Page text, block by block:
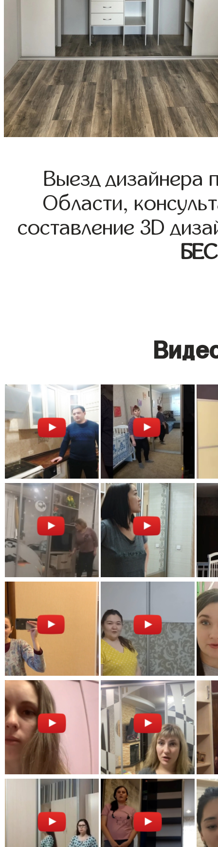
Выезд дизайнера
Области,
составление 3D